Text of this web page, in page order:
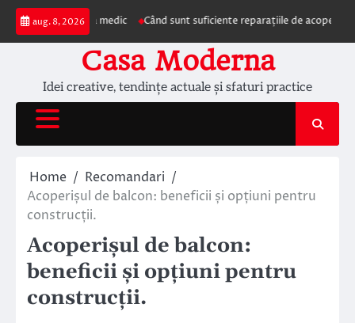
Skip
content
aug. 8, 2026
la medic Când sunt suficiente reparațiile de acoperiș și când
Casa Moderna
Idei creative, tendințe actuale și sfaturi practice
Home
Recomandari
Acoperișul de balcon: beneficii și opțiuni pentru
construcții.
Acoperișul de balcon:
beneficii și opțiuni pentru
construcții.